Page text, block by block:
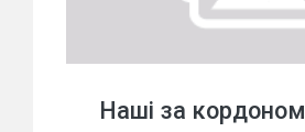
Наші за кордоном